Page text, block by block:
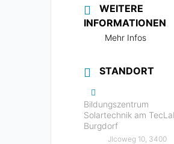
WEITERE
INFORMATIONEN
Mehr Infos
STANDORT
Bildungszentrum
Solartechnik am
Burgdorf
Jlcoweg 10, 3400